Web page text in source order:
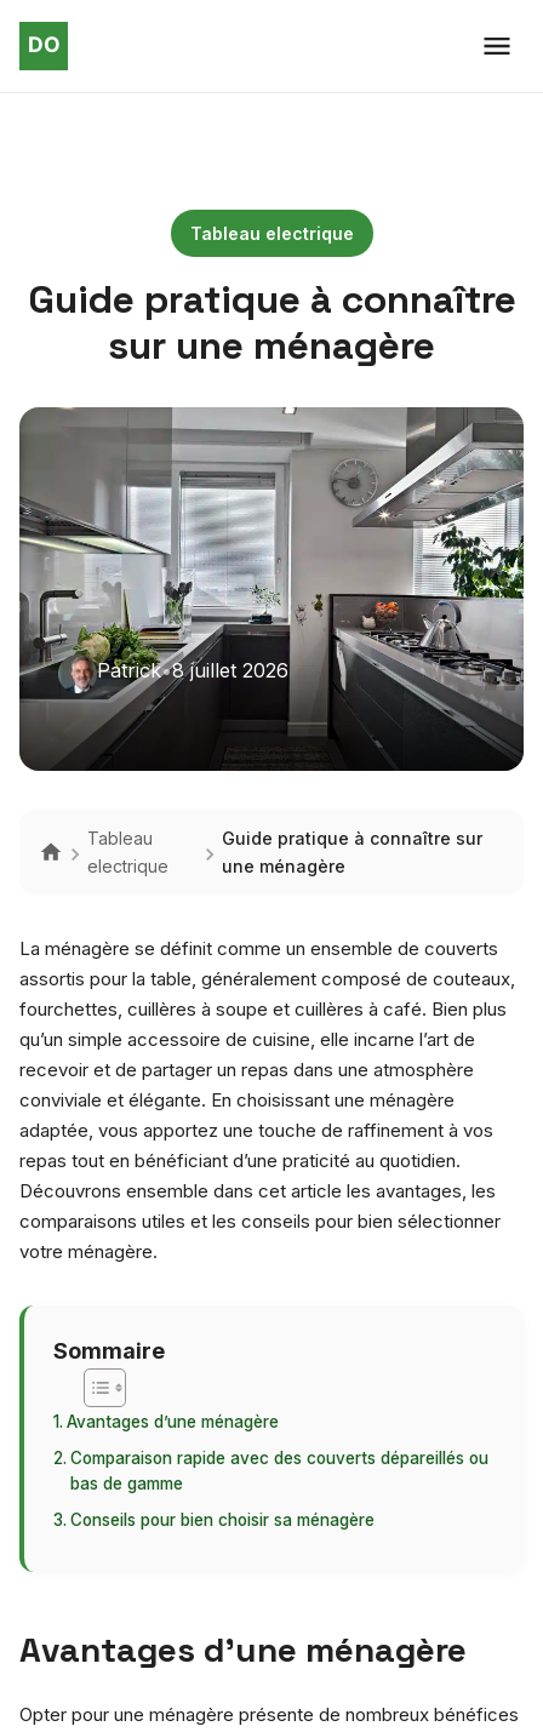
Tableau electrique
Guide pratique à connaître
sur une ménagère
Patrick•8 juillet 2026
Tableau
electrique
Guide pratique à connaître sur
une ménagère
La ménagère se définit comme un ensemble de couverts
assortis pour la table, généralement composé de couteaux,
fourchettes, cuillères à soupe et cuillères à café. Bien plus
qu’un simple accessoire de cuisine, elle incarne l’art de
recevoir et de partager un repas dans une atmosphère
conviviale et élégante. En choisissant une ménagère
adaptée, vous apportez une touche de raffinement à vos
repas tout en bénéficiant d’une praticité au quotidien.
Découvrons ensemble dans cet article les avantages, les
comparaisons utiles et les conseils pour bien sélectionner
votre ménagère.
Sommaire
Avantages d’une ménagère
Comparaison rapide avec des couverts dépareillés ou
bas de gamme
Conseils pour bien choisir sa ménagère
Avantages d’une ménagère
Opter pour une ménagère présente de nombreux bénéfices